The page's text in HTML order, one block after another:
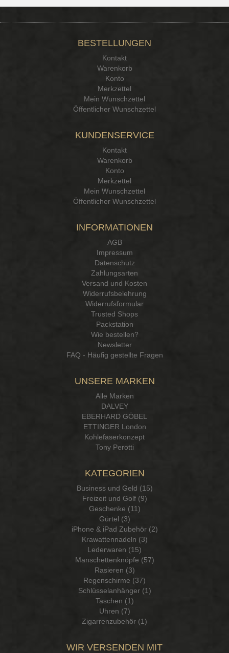
BESTELLUNGEN
Kontakt
Warenkorb
Konto
Merkzettel
Mein Wunschzettel
Öffentlicher Wunschzettel
KUNDENSERVICE
Kontakt
Warenkorb
Konto
Merkzettel
Mein Wunschzettel
Öffentlicher Wunschzettel
INFORMATIONEN
AGB
Impressum
Datenschutz
Zahlungsarten
Versand und Kosten
Widerrufsbelehrung
Widerrufsformular
Trusted Shops
Packstation
Wie bestellen?
Newsletter
FAQ - Häufig gestellte Fragen
UNSERE MARKEN
Alle Marken
DALVEY
EBERHARD GÖBEL
ETTINGER London
Kohlefaserkonzept
Tony Perotti
KATEGORIEN
Business und Geld (15)
Freizeit und Golf (9)
Geschenke (11)
Gürtel (3)
iPhone & iPad Zubehör (2)
Krawattennadeln (3)
Lederwaren (15)
Manschettenknöpfe (57)
Rasieren (3)
Regenschirme (37)
Schlüsselanhänger (1)
Taschen (1)
Uhren (7)
Zigarrenzubehör (1)
WIR VERSENDEN MIT